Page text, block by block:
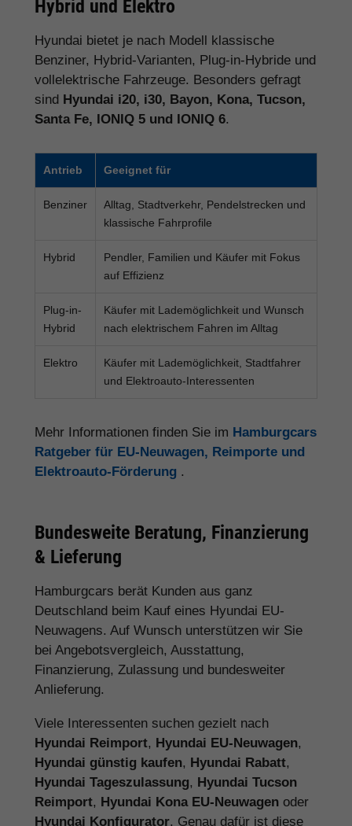
Hybrid und Elektro
Hyundai bietet je nach Modell klassische
Benziner, Hybrid-Varianten, Plug-in-Hybride und
vollelektrische Fahrzeuge. Besonders gefragt
sind Hyundai i20, i30, Bayon, Kona, Tucson,
Santa Fe, IONIQ 5 und IONIQ 6.
Antrieb Geeignet für
Benziner
Alltag, Stadtverkehr, Pendelstrecken und
klassische Fahrprofile
Hybrid
Pendler, Familien und Käufer mit Fokus
auf Effizienz
Plug-in-
Hybrid
Käufer mit Lademöglichkeit und Wunsch
nach elektrischem Fahren im Alltag
Elektro
Käufer mit Lademöglichkeit, Stadtfahrer
und Elektroauto-Interessenten
Mehr Informationen finden Sie im Hamburgcars
Ratgeber für EU-Neuwagen, Reimporte und
Elektroauto-Förderung .
Bundesweite Beratung, Finanzierung
& Lieferung
Hamburgcars berät Kunden aus ganz
Deutschland beim Kauf eines Hyundai EU-
Neuwagens. Auf Wunsch unterstützen wir Sie
bei Angebotsvergleich, Ausstattung,
Finanzierung, Zulassung und bundesweiter
Anlieferung.
Viele Interessenten suchen gezielt nach
Hyundai Reimport, Hyundai EU-Neuwagen,
Hyundai günstig kaufen, Hyundai Rabatt,
Hyundai Tageszulassung, Hyundai Tucson
Reimport, Hyundai Kona EU-Neuwagen oder
Hyundai Konfigurator. Genau dafür ist diese